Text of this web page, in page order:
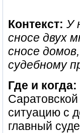
Контекст: У
сносе двух
сносе
судебному
Где и когда:
ситуацию с
главный